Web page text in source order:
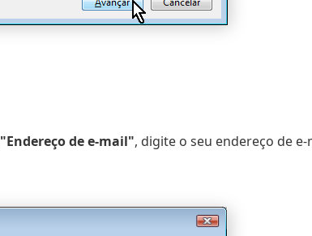
"Endereço de e-mail", digite o seu endereço de e-